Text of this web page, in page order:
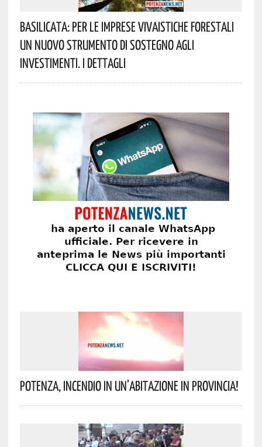
Basilicata: Per Le Imprese Vivaistiche Forestali
Un Nuovo Strumento Di Sostegno Agli
Investimenti. I Dettagli
Potenza, Incendio In Un’abitazione In Provincia!